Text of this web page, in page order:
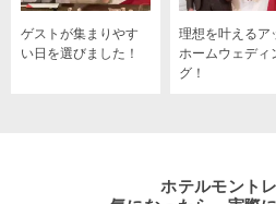
ゲストが集まりやす
い日を選びました！
理想を叶えるア
ホームウェディ
グ！
ホテルモント